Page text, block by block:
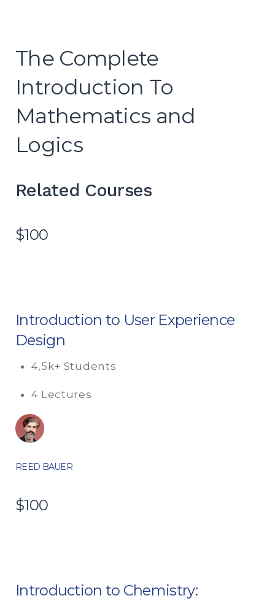
The Complete
Introduction To
Mathematics and
Logics
Related Courses
$100
Introduction to User Experience
Design
4,5k+ Students
4 Lectures
REED BAUER
$100
Introduction to Chemistry: